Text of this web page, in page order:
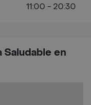
en
11:00 - 20:30